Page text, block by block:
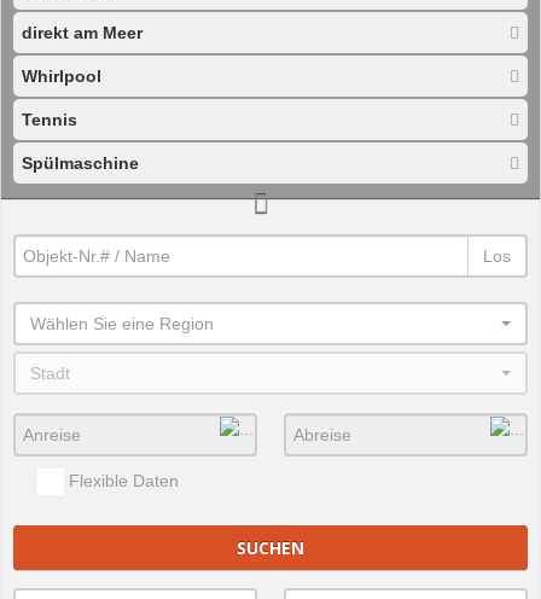
direkt am Meer
Whirlpool
Tennis
Spülmaschine
Los
Wählen Sie eine Region
Stadt
Flexible Daten
SUCHEN